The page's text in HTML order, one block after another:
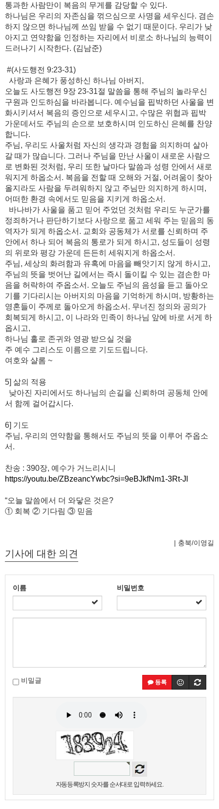
통과한 사람만이 복음의 무게를 감당할 수 있다.
하나님은 우리의 자존심을 꺾으심으로 사명을 세우신다. 겸손
하지 않으면 하나님께 쓰임 받을 수 없기 때문이다. 우리가 낮
아지고 연약함을 인정하는 자리에서 비로소 하나님의 능력이
드러나기 시작한다. (김남준)
#(사도행전 9:23-31)
사랑과 은혜가 풍성하신 하나님 아버지,
오늘도 사도행전 9장 23-31절 말씀을 통해 주님의 놀라우신
구원과 인도하심을 바라봅니다. 예수님을 핍박하던 사울을 변
화시키셔서 복음의 증인으로 세우시고, 수많은 위협과 핍박
가운데서도 주님의 손으로 보호하시며 인도하신 은혜를 찬양
합니다.
주님, 우리도 사울처럼 자신의 생각과 경험을 의지하며 살아
갈 때가 많습니다. 그러나 주님을 만난 사울이 새로운 사람으
로 변화된 것처럼, 우리 또한 날마다 말씀과 성령 안에서 새로
워지게 하옵소서. 복음을 전할 때 오해와 거절, 어려움이 찾아
올지라도 사람을 두려워하지 않고 주님만 의지하게 하시며,
어떠한 환경 속에서도 믿음을 지키게 하옵소서.
바나바가 사울을 품고 믿어 주었던 것처럼 우리도 누군가를
정죄하거나 판단하기보다 사랑으로 품고 세워 주는 믿음의 동
역자가 되게 하옵소서. 교회와 공동체가 서로를 신뢰하며 주
안에서 하나 되어 복음의 통로가 되게 하시고, 성도들이 성령
의 위로와 평강 가운데 든든히 세워지게 하옵소서.
주님, 세상의 화려함과 유혹에 마음을 빼앗기지 않게 하시고,
주님의 뜻을 벗어난 길에서는 즉시 돌이킬 수 있는 겸손한 마
음을 허락하여 주옵소서. 오늘도 주님의 음성을 듣고 돌아오
기를 기다리시는 아버지의 마음을 기억하게 하시며, 방황하는
영혼들이 주께로 돌아오게 하옵소서. 무너진 정의와 공의가
회복되게 하시고, 이 나라와 민족이 하나님 앞에 바로 서게 하
옵시고,
하나님 홀로 존귀와 영광 받으실 것을
주 예수 그리스도 이름으로 기도드립니다.
여호와 샬롬 ~
5] 삶의 적용
낮아진 자리에서도 하나님의 손길을 신뢰하며 공동체 안에
서 함께 걸어갑시다.
6] 기도
주님, 우리의 연약함을 통해서도 주님의 뜻을 이루어 주옵소
서.
찬송 : 390장, 예수가 거느리시니
https://youtu.be/ZBzeancYwbc?si=9eBJkfNm1-3Rt-Jl
“오늘 말씀에서 더 와닿은 것은?
① 회복 ② 기다림 ③ 믿음
| 충북/이영길
기사에 대한 의견
이름 비밀번호
등록
비밀글
자동등록방지 숫자를 순서대로 입력하세요.